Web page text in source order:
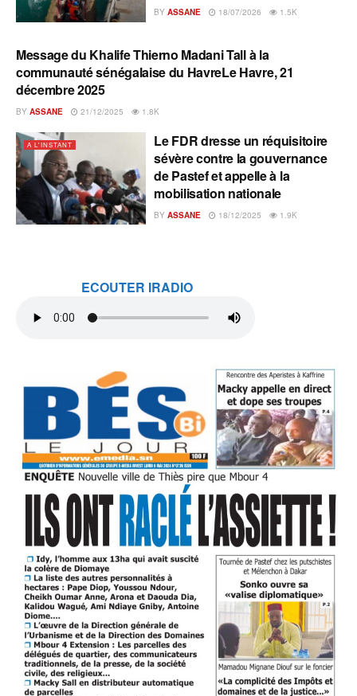
BY ASSANE 18/07/2026 1.5K
A L'INSTANT
Message du Khalife Thierno Madani Tall à la
communauté sénégalaise du HavreLe Havre, 21
décembre 2025
BY ASSANE 21/12/2025 1.8K
A L'INSTANT
Le FDR dresse un réquisitoire
sévère contre la gouvernance
de Pastef et appelle à la
mobilisation nationale
BY ASSANE 18/12/2025 1.9K
ECOUTER IRADIO